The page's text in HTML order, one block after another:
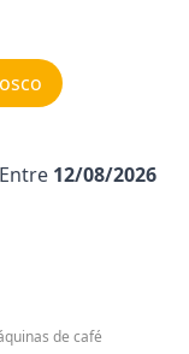
12/08/2026
de café